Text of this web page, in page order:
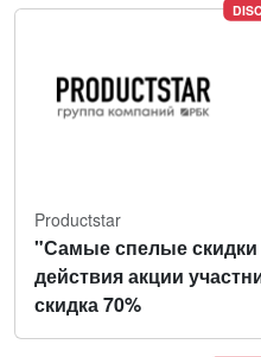
Productstar
"Самые спелые
действия акции
скидка 70%